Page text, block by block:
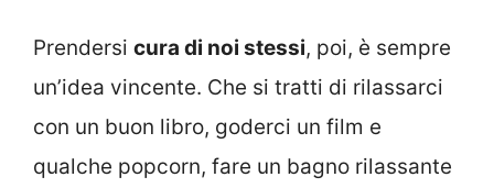
Prendersi cura di noi stessi, poi, è sempre
un’idea vincente. Che si tratti di rilassarci
con un buon libro, goderci un film e
qualche popcorn, fare un bagno rilassante